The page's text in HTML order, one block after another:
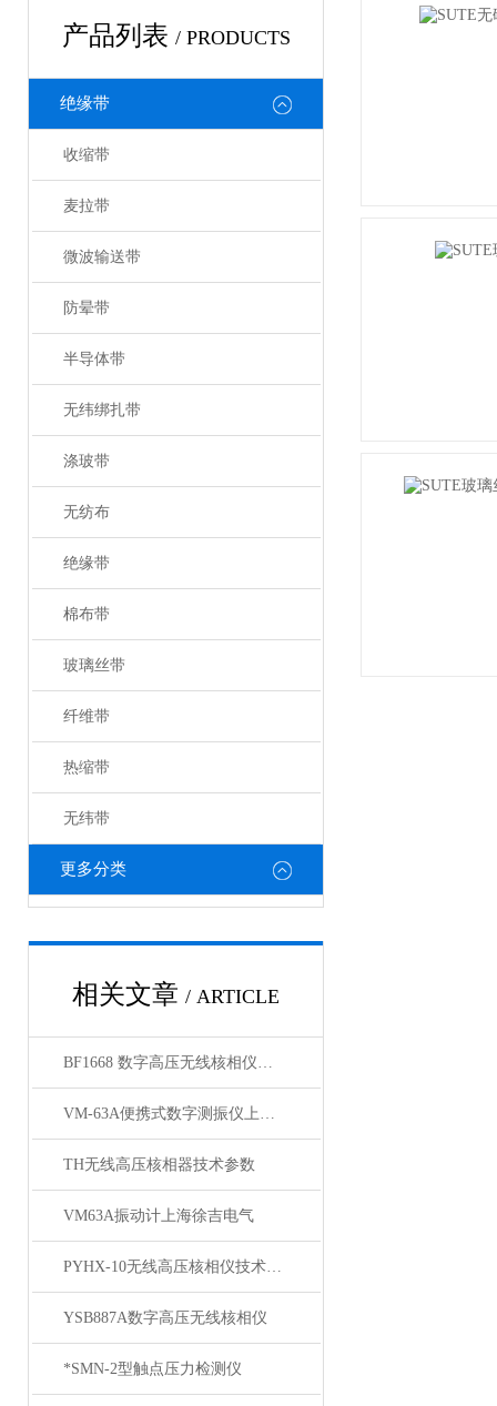
产品列表 / PRODUCTS
绝缘带
收缩带
麦拉带
微波输送带
防晕带
半导体带
无纬绑扎带
涤玻带
无纺布
绝缘带
棉布带
玻璃丝带
纤维带
热缩带
无纬带
更多分类
相关文章 / ARTICLE
BF1668 数字高压无线核相仪上海徐吉电气
VM-63A便携式数字测振仪上海徐吉本周推荐
TH无线高压核相器技术参数
VM63A振动计上海徐吉电气
PYHX-10无线高压核相仪技术参数
YSB887A数字高压无线核相仪
*SMN-2型触点压力检测仪